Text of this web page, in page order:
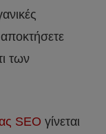
των
SEO γίνεται